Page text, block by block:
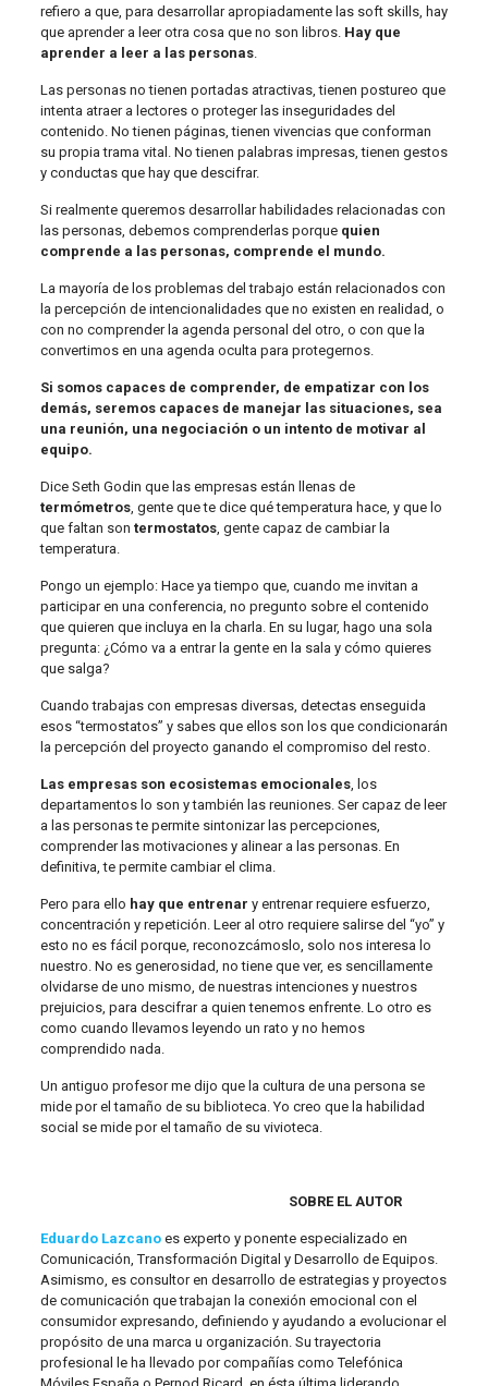
refiero a que, para desarrollar apropiadamente las soft skills, hay
que aprender a leer otra cosa que no son libros. Hay que
aprender a leer a las personas.
Las personas no tienen portadas atractivas, tienen postureo que
intenta atraer a lectores o proteger las inseguridades del
contenido. No tienen páginas, tienen vivencias que conforman
su propia trama vital. No tienen palabras impresas, tienen gestos
y conductas que hay que descifrar.
Si realmente queremos desarrollar habilidades relacionadas con
las personas, debemos comprenderlas porque quien
comprende a las personas, comprende el mundo.
La mayoría de los problemas del trabajo están relacionados con
la percepción de intencionalidades que no existen en realidad, o
con no comprender la agenda personal del otro, o con que la
convertimos en una agenda oculta para protegernos.
Si somos capaces de comprender, de empatizar con los
demás, seremos capaces de manejar las situaciones, sea
una reunión, una negociación o un intento de motivar al
equipo.
Dice Seth Godin que las empresas están llenas de
termómetros, gente que te dice qué temperatura hace, y que lo
que faltan son termostatos, gente capaz de cambiar la
temperatura.
Pongo un ejemplo: Hace ya tiempo que, cuando me invitan a
participar en una conferencia, no pregunto sobre el contenido
que quieren que incluya en la charla. En su lugar, hago una sola
pregunta: ¿Cómo va a entrar la gente en la sala y cómo quieres
que salga?
Cuando trabajas con empresas diversas, detectas enseguida
esos “termostatos” y sabes que ellos son los que condicionarán
la percepción del proyecto ganando el compromiso del resto.
Las empresas son ecosistemas emocionales, los
departamentos lo son y también las reuniones. Ser capaz de leer
a las personas te permite sintonizar las percepciones,
comprender las motivaciones y alinear a las personas. En
definitiva, te permite cambiar el clima.
Pero para ello hay que entrenar y entrenar requiere esfuerzo,
concentración y repetición. Leer al otro requiere salirse del “yo” y
esto no es fácil porque, reconozcámoslo, solo nos interesa lo
nuestro. No es generosidad, no tiene que ver, es sencillamente
olvidarse de uno mismo, de nuestras intenciones y nuestros
prejuicios, para descifrar a quien tenemos enfrente. Lo otro es
como cuando llevamos leyendo un rato y no hemos
comprendido nada.
Un antiguo profesor me dijo que la cultura de una persona se
mide por el tamaño de su biblioteca. Yo creo que la habilidad
social se mide por el tamaño de su vivioteca.
SOBRE EL AUTOR
Eduardo Lazcanoes experto y ponente especializado en
Comunicación, Transformación Digital y Desarrollo de Equipos.
Asimismo, es consultor en desarrollo de estrategias y proyectos
de comunicación que trabajan la conexión emocional con el
consumidor expresando, definiendo y ayudando a evolucionar el
propósito de una marca u organización. Su trayectoria
profesional le ha llevado por compañías como Telefónica